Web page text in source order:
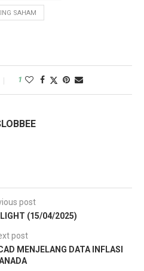
SAHAM
1
post
(15/04/2025)
post
MENJELANG DATA INFLASI